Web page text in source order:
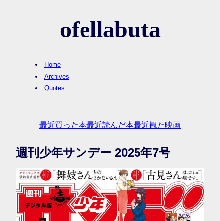
ofellabuta
Home
Archives
Quotes
最近買った本最近読んだ本最近観た映画
週刊少年サンデー 2025年7号